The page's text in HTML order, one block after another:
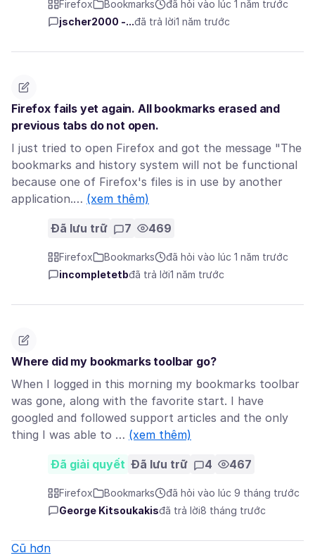
Firefox Bookmarks
đã hỏi vào lúc 1 năm trước
jscher2000 -...đã trả lời1 năm trước
Firefox fails yet again. All bookmarks erased and
previous tabs do not open.
I just tried to open Firefox and got the message "The
bookmarks and history system will not be functional
because one of Firefox's files is in use by another
application.… (xem thêm)
Đã lưu trữ 7 469
Firefox Bookmarks
đã hỏi vào lúc 1 năm trước
incompletetbđã trả lời1 năm trước
Where did my bookmarks toolbar go?
When I logged in this morning my bookmarks toolbar
was gone, along with the favorite start. I have
googled and followed support articles and the only
thing I was able to … (xem thêm)
Đã giải quyết Đã lưu trữ 4 467
Firefox Bookmarks
đã hỏi vào lúc 9 tháng trước
George Kitsoukakisđã trả lời8 tháng trước
Cũ hơn